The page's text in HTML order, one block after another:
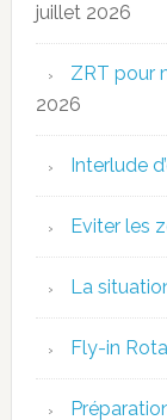
juillet 2026
ZRT pour
2026
Interlude
Eviter les
La
Fly-in